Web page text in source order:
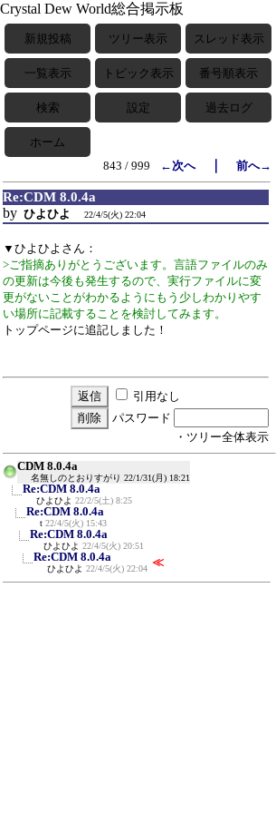
Crystal Dew World総合掲示板
新規投稿 ツリー表示 スレッド表示
一覧表示 トピック表示 番号順表示
検索 設定 過去ログ
ホーム
843 / 999
←次へ｜ 前へ→
Re:CDM 8.0.4a
by ひよひよ 22/4/5(火) 22:04
▼ひよひよさん：
>ご指摘ありがとうございます。言語ファイルのみ
の更新は今後も発生するので、実行ファイルに変
更がないことがわかるようにもう少しわかりやす
い場所に記載することを検討してみます。
トップページに追記しました！
引用なし
パスワード
・ツリー全体表示
CDM 8.0.4a
名無しのとおりすがり 22/1/31(月) 18:21
Re:CDM 8.0.4a
ひよひよ 22/2/5(土) 8:25
Re:CDM 8.0.4a
t 22/4/5(火) 15:43
Re:CDM 8.0.4a
ひよひよ 22/4/5(火) 20:51
Re:CDM 8.0.4a
ひよひよ 22/4/5(火) 22:04 ≪